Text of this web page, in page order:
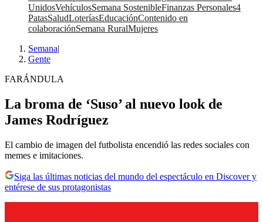
UnidosVehículosSemana SostenibleFinanzas Personales4
PatasSaludLoteríasEducaciónContenido en
colaboraciónSemana RuralMujeres
Semana|
Gente
FARÁNDULA
La broma de ‘Suso’ al nuevo look de
James Rodríguez
El cambio de imagen del futbolista encendió las redes sociales con
memes e imitaciones.
Siga las últimas noticias del mundo del espectáculo en Discover y
entérese de sus protagonistas